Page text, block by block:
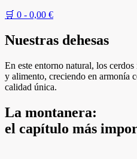
🛒 0 - 0,00 €
Nuestras dehesas
En este entorno natural, los
y alimento, creciendo en armonía
calidad única.
La montanera:
el capítulo más